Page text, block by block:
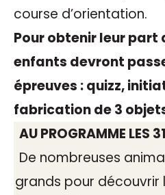
course d’orientation.
Pour obtenir leur part
enfants devront
épreuves : quizz,
fabrication de 3
AU PROGRAMME LES
De nombreuses
grands pour découvrir